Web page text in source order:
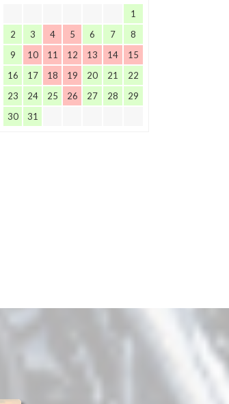
1
2
3 4 5 6 7
8
9
10 11 12 13 14
15
16
17 18 19 20 21
22
23
24 25 26 27 28
29
30
31